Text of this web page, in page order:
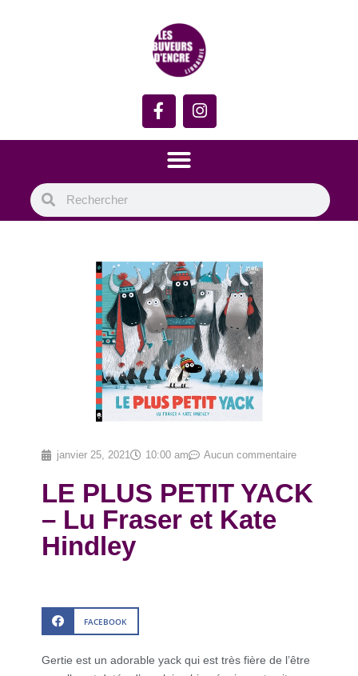
janvier 25, 2021 10:00 am Aucun commentaire
LE PLUS PETIT YACK
– Lu Fraser et Kate
Hindley
FACEBOOK
Gertie est un adorable yack qui est très fière de l’être